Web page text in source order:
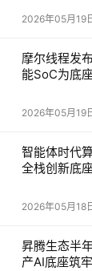
2026年05月19
摩尔线程发
能SoC为底
2026年05月19
智能体时代
全栈创新底
2026年05月18
昇腾生态半
产AI底座筑